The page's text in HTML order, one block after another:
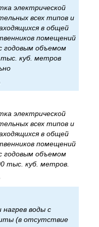
электрической
всех типов и
в общей
помещений
годовым объемом
тыс. куб. метров
электрической
всех типов и
в общей
помещений
годовым объемом
тыс. куб. метров.
воды с
(в отсутствие